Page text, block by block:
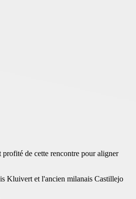
de cette rencontre pour aligner
Kluivert et l'ancien milanais Castillejo